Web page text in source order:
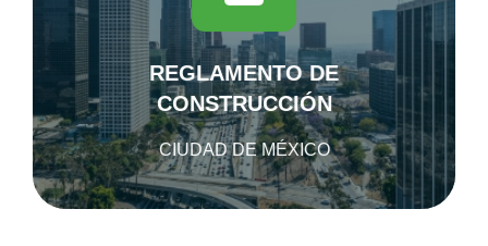
REGLAMENTO DE
CONSTRUCCIÓN
CIUDAD DE MÉXICO
de construcciones para la Ciudad de
México.
Publicado el 6 de noviembre en la Gaceta
Oficial de la Cudad de México
DESCARGAR